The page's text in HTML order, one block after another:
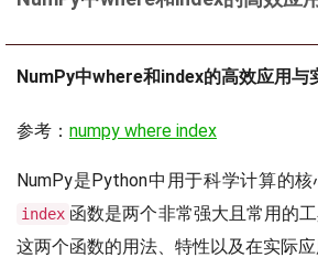
NumPy中where和index的高效应用与
参考： numpy where index
NumPy是Python中用于科学计算的
index 函数是两个非常强大且常用的
这两个函数的用法、特性以及在实际应